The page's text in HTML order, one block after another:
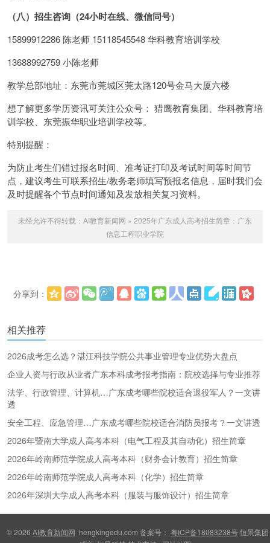
（八）招生咨询（24小时在线、微信同号）
15899912286 陈老师 15118545548 华科教育培训学校
13688992759 小陈老师
教学总部地址：东莞市莞城区莞太路120号金马大厦六楼
想了解更多学历资讯可关注公众号： 猎鹰教育集团、华科教育培
训学校、东莞振华职业培训学校等。
特别提醒：
为防止考生们错过报名时间、准考证打印及考试时间等时间节
点，建议考生可联系招生/教务老师填写预报名信息，届时我们会
及时提醒各个节点时间通知及发放相关复习资料。
未经允许不得转载： AI教育新闻网 » 2025年广东成人高考招生简章：广东
信息工程职业学院
分享到：
相关推荐
2026成考怎么选？湛江科技学院公共事业管理专业优势大盘点
企业人资与行政从业者广东本科成考报考指南：院校选择与专业推荐
法学、行政管理、计算机…广东成考哪些院校适合退役军人？一文讲
透
安全工程、应急管理…广东成考哪些院校适合消防员报考？一文讲透
2026年暨南大学成人高考本科（电气工程及其自动化）招生简章
2026年岭南师范学院成人高考本科（财务会计教育）招生简章
2026年岭南师范学院成人高考本科（化学）招生简章
2026年深圳大学成人高考本科（服装与服饰设计）招生简章
© 2026 AI教育新闻网 hengkingedu.com 备案号： 粤ICP备18083238号恒景集团